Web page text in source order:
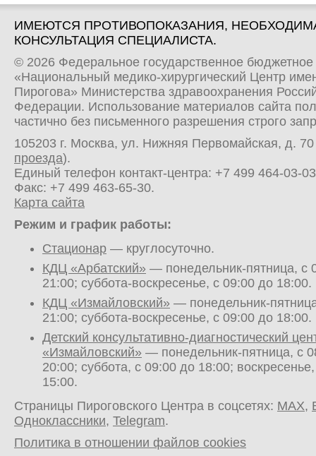
ИМЕЮТСЯ ПРОТИВОПОКАЗАНИЯ,
КОНСУЛЬТАЦИЯ СПЕЦИАЛИСТА.
© 2026 Федеральное государственное
«Национальный медико-хирургический Центр
Пирогова» Министерства здравоохранения
Федерации. Использование материалов сайта
частично без письменного разрешения строго
105203 г. Москва, ул. Нижняя Первомайская, д.
проезда).
Единый телефон контакт-центра: +7 499 464-03-03
Факс: +7 499 463-65-30.
Карта сайта
Режим и график работы:
Стационар — круглосуточно.
КДЦ «Арбатский» — понедельник-пятница, с
21:00; суббота-воскресенье, с 09:00 до 18:00.
КДЦ «Измайловский» — понедельник-
21:00; суббота-воскресенье, с 09:00 до 18:00.
Детский консультативно-диагностический
«Измайловский» — понедельник-пятница, с
20:00; суббота, с 09:00 до 18:00;
15:00.
Страницы Пироговского Центра в соцсетях: MAX,
Одноклассники, Telegram.
Политика в отношении файлов cookies